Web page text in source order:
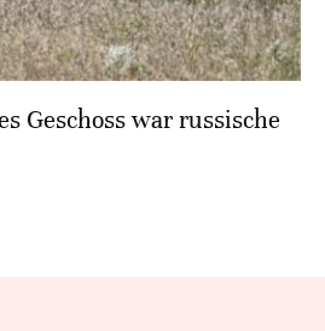
Geschoss war russische